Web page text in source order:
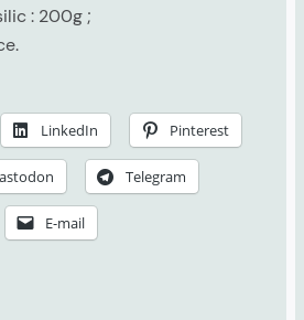
: 200g ;
LinkedIn Pinterest
Telegram
E-mail